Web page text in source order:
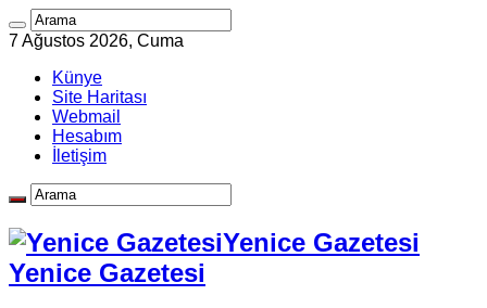
7 Ağustos 2026, Cuma
Künye
Site Haritası
Webmail
Hesabım
İletişim
Yenice Gazetesi
Yenice Gazetesi